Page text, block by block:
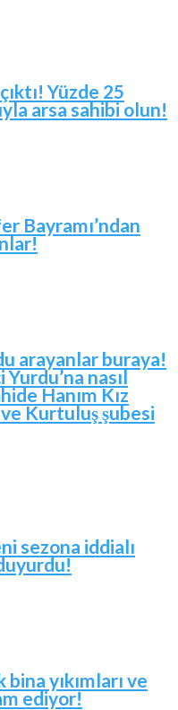
Yüzde 25
arsa sahibi olun!
Bayramı’ndan
arayanlar buraya!
nasıl
Hanım Kız
Kurtuluş şubesi
sezona iddialı
yıkımları ve
ediyor!